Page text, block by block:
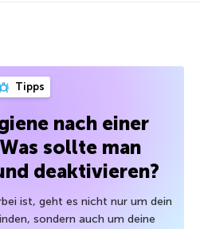
Tipps
nach einer
sollte man
deaktivieren?
ist, geht es nicht nur um dein
sondern auch um deine